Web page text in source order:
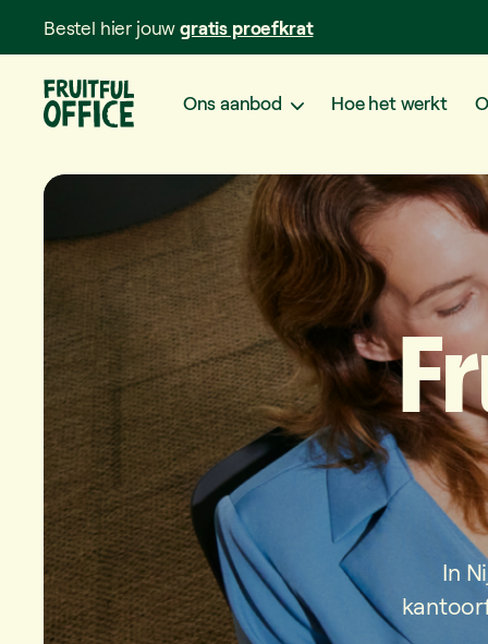
Bestel hier jouwgratis proefkrat
Ons aanbod Hoe het werkt
In